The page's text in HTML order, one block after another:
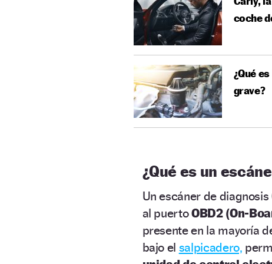
coche
¿Qué
grave?
¿Qué es un
Un escáner de
al puertoOBD2 (On-
presente en la mayoría
bajo el salpicadero,